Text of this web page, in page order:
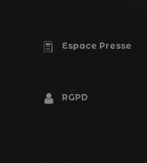
PIED
DE
Espace Presse
RGPD